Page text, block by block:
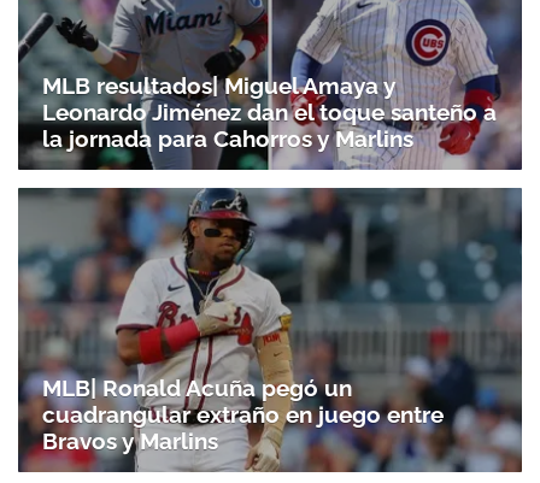
Gracias por suscribirte a nuestro boletín.
ACEPTAR
MLB resultados| Miguel Amaya y
Leonardo Jiménez dan el toque santeño a
la jornada para Cahorros y Marlins
MLB| Ronald Acuña pegó un
cuadrangular extraño en juego entre
Bravos y Marlins